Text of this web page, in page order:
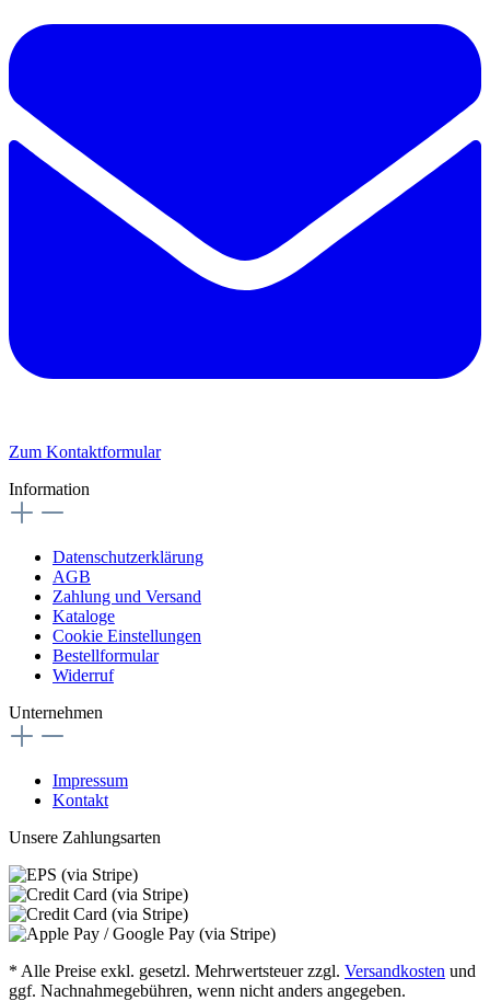
Zum Kontaktformular
Information
Datenschutzerklärung
AGB
Zahlung und Versand
Kataloge
Cookie Einstellungen
Bestellformular
Widerruf
Unternehmen
Impressum
Kontakt
Unsere Zahlungsarten
* Alle Preise exkl. gesetzl. Mehrwertsteuer zzgl. Versandkosten und
ggf. Nachnahmegebühren, wenn nicht anders angegeben.